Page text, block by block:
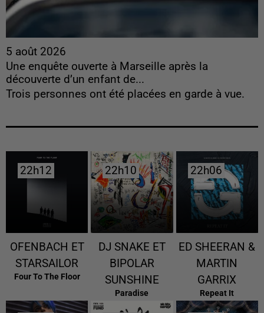
5 août 2026
Une enquête ouverte à Marseille après la
découverte d’un enfant de...
Trois personnes ont été placées en garde à vue.
22h12
22h12
OFENBACH ET
STARSAILOR
Four To The Floor
22h10
22h10
DJ SNAKE ET
BIPOLAR
SUNSHINE
Paradise
22h06
22h06
ED SHEERAN &
MARTIN
GARRIX
Repeat It